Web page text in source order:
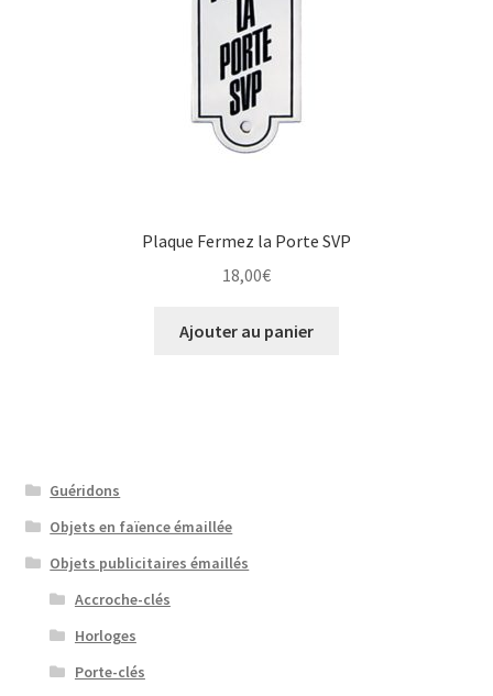
Plaque Fermez la Porte SVP
18,00€
Ajouter au panier
Guéridons
Objets en faïence émaillée
Objets publicitaires émaillés
Accroche-clés
Horloges
Porte-clés